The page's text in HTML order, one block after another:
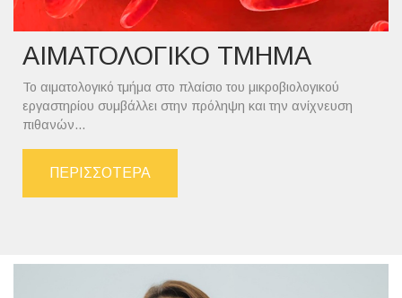
ΑΙΜΑΤΟΛΟΓΙΚΟ ΤΜΗΜΑ
Το αιματολογικό τμήμα στο πλαίσιο του μικροβιολογικού
εργαστηρίου συμβάλλει στην πρόληψη και την ανίχνευση
πιθανών...
ΠΕΡΙΣΣΟΤΕΡΑ